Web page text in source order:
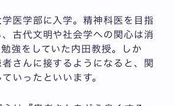
医学部に入学。精神科医を目指
、古代文明や社会学への関心は消
強をしていた内田教授。しか
さんに接するようになると、関
いったといいます。